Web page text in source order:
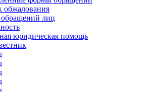
обжалования
лиц
юридическая помощь